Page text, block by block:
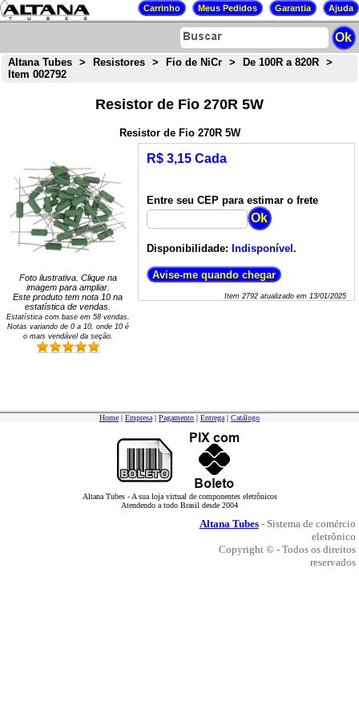
Altana Tubes > Resistores > Fio de NiCr > De 100R a 820R
>
Item 002792
Resistor de Fio 270R 5W
Resistor de Fio 270R 5W
Foto ilustrativa. Clique na
imagem para ampliar.
Este produto tem nota 10 na
estatística de vendas.
Estatística com base em 58vendas.
Notas variando de 0a 10, onde 10 é
o mais vendável da seção.
R$ 3,15 Cada
Entre seu CEP para estimar o frete
Disponibilidade: Indisponível.
Item 2792atualizado em 13/01/2025
Home | Empresa | Pagamento | Entrega | Catálogo
Altana Tubes - A sua loja virtual de componentes eletrônicos
Atendendo a todo Brasil desde 2004
Altana Tubes- Sistema de comércio
eletrônico
Copyright © - Todos os direitos
reservados